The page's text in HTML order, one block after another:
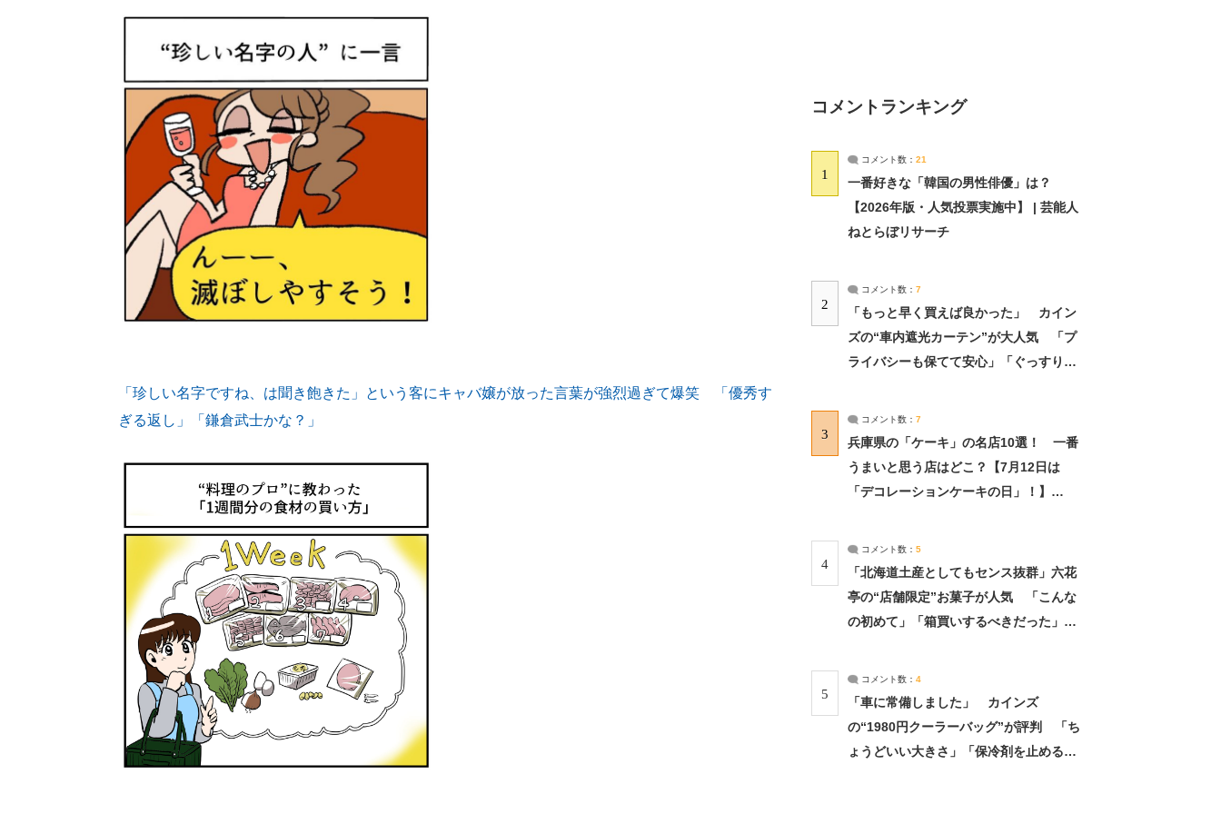
「珍しい名字ですね、は聞き飽きた」という客にキャバ嬢が放った言葉が強烈過ぎて爆笑 「優秀す
ぎる返し」「鎌倉武士かな？」
コメントランキング
1
コメント数： 21
一番好きな「韓国の男性俳優」は？
【2026年版・人気投票実施中】 | 芸能人
ねとらぼリサーチ
2
コメント数： 7
「もっと早く買えば良かった」 カイン
ズの“車内遮光カーテン”が大人気 「プ
ライバシーも保てて安心」「ぐっすり眠
3
コメント数： 7
兵庫県の「ケーキ」の名店10選！ 一番
うまいと思う店はどこ？【7月12日は
「デコレーションケーキの日」！】
4
コメント数： 5
「北海道土産としてもセンス抜群」六花
亭の“店舗限定”お菓子が人気 「こんな
の初めて」「箱買いするべきだった」
5
コメント数： 4
「車に常備しました」 カインズ
の“1980円クーラーバッグ”が評判 「ち
ょうどいい大きさ」「保冷剤を止めるベ